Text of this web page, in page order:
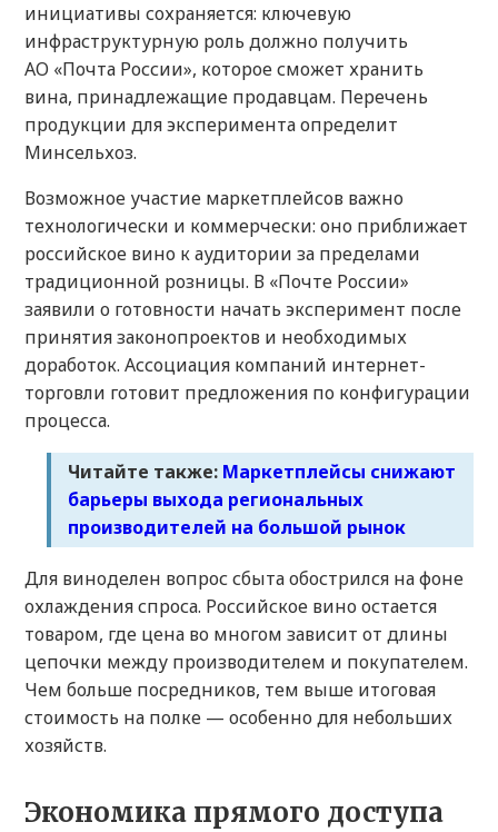
инициативы сохраняется: ключевую
инфраструктурную роль должно получить
АО «Почта России», которое сможет хранить
вина, принадлежащие продавцам. Перечень
продукции для эксперимента определит
Минсельхоз.
Возможное участие маркетплейсов важно
технологически и коммерчески: оно приближает
российское вино к аудитории за пределами
традиционной розницы. В «Почте России»
заявили о готовности начать эксперимент после
принятия законопроектов и необходимых
доработок. Ассоциация компаний интернет-
торговли готовит предложения по конфигурации
процесса.
Читайте также: Маркетплейсы снижают
барьеры выхода региональных
производителей на большой рынок
Для виноделен вопрос сбыта обострился на фоне
охлаждения спроса. Российское вино остается
товаром, где цена во многом зависит от длины
цепочки между производителем и покупателем.
Чем больше посредников, тем выше итоговая
стоимость на полке — особенно для небольших
хозяйств.
Экономика прямого доступа